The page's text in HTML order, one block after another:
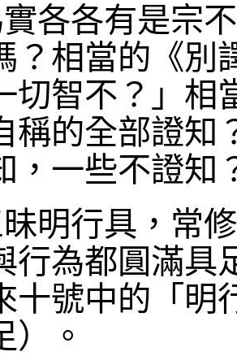
各各有是宗
？相當的《別
切智不？」相
稱的全部證知
，一些不證知
明行具，常
行為都圓滿具
十號中的「明
）。